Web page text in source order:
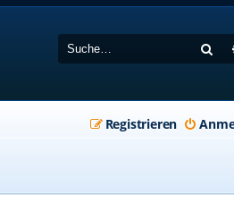
Registrieren